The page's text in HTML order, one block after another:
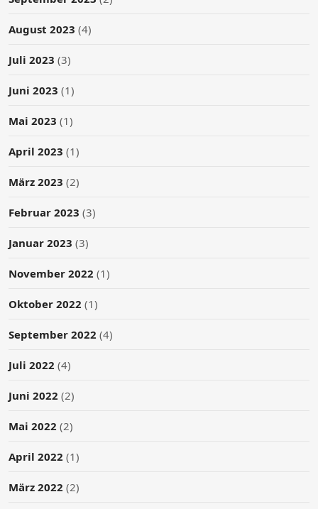
August 2023 (4)
Juli 2023 (3)
Juni 2023 (1)
Mai 2023 (1)
April 2023 (1)
März 2023 (2)
Februar 2023 (3)
Januar 2023 (3)
November 2022 (1)
Oktober 2022 (1)
September 2022 (4)
Juli 2022 (4)
Juni 2022 (2)
Mai 2022 (2)
April 2022 (1)
März 2022 (2)